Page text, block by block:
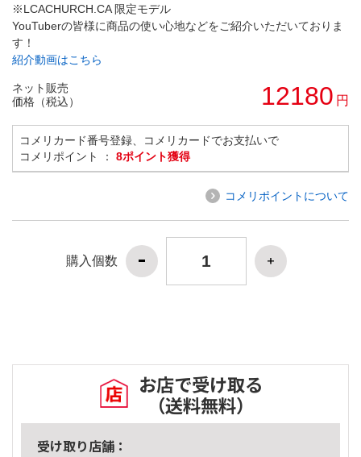
※LCACHURCH.CA 限定モデル
YouTuberの皆様に商品の使い心地などをご紹介いただいておりま
す！
紹介動画はこちら
ネット販売
価格（税込）
12180 円
コメリカード番号登録、コメリカードでお支払いで
コメリポイント ： 8ポイント獲得
コメリポイントについて
購入個数
お店で受け取る
（送料無料）
受け取り店舗：